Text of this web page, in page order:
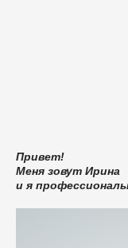
Привет!
Меня зовут Ирина
и я